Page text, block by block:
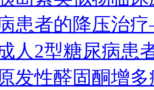
患者的降压治
人2型糖尿病患
发性醛固酮增